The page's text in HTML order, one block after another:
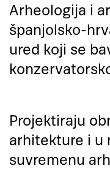
Arheologija i
španjolsko-
ured koji se
Projektiraju
arhitekture i u
suvremenu